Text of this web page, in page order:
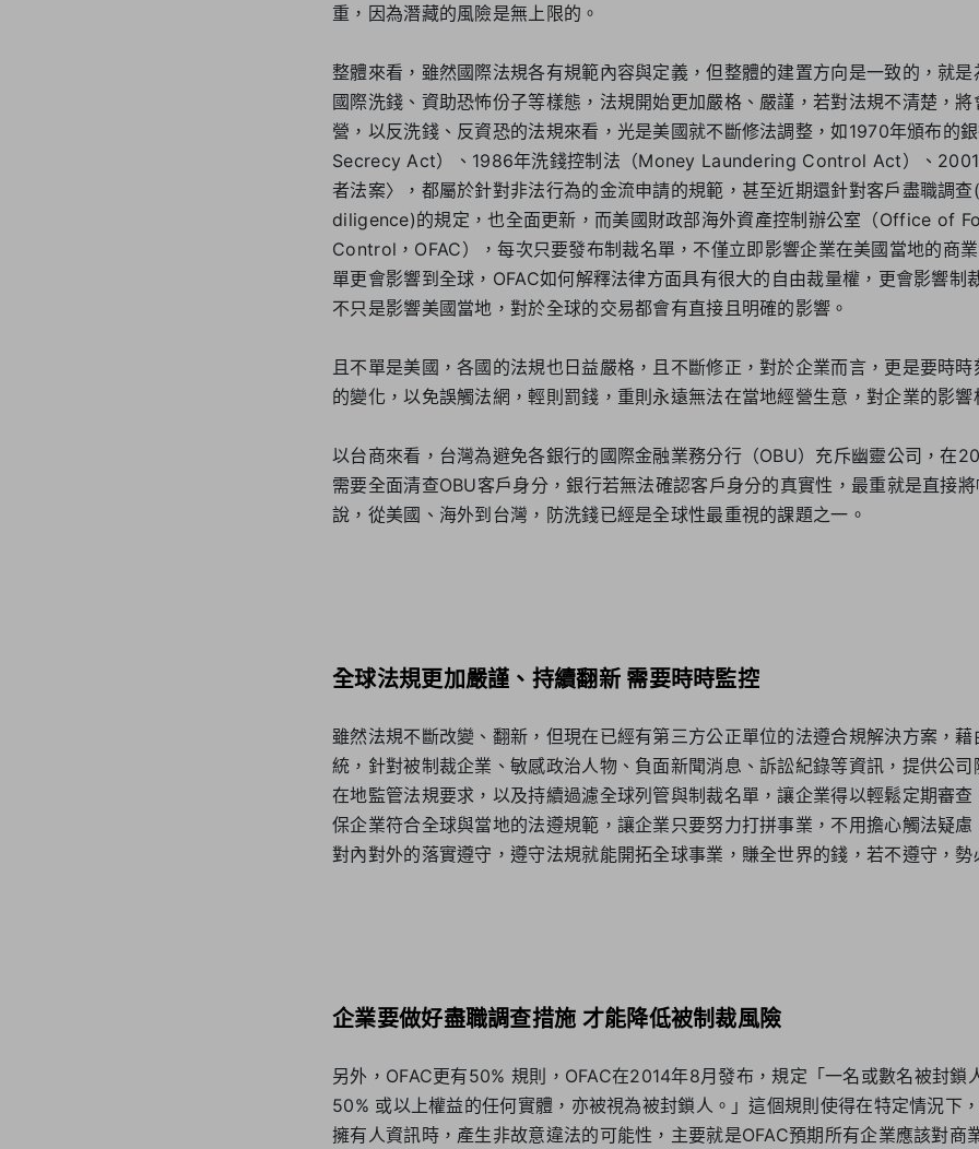
重，因為潛藏的風險是無上限的。
整體來看，雖然國際法規各有規範內容與定義，但整體的建置方向是一致的，就
國際洗錢、資助恐怖份子等樣態，法規開始更加嚴格、嚴謹，若對法規不清楚，
營，以反洗錢、反資恐的法規來看，光是美國就不斷修法調整，如1970年頒布的
Secrecy Act）、1986年洗錢控制法（Money Laundering Control Act）、
者法案〉，都屬於針對非法行為的金流申請的規範，甚至近期還針對客戶盡職調
diligence)的規定，也全面更新，而美國財政部海外資產控制辦公室（Office of
Control，OFAC），每次只要發布制裁名單，不僅立即影響企業在美國當地的商
單更會影響到全球，OFAC如何解釋法律方面具有很大的自由裁量權，更會影響制
不只是影響美國當地，對於全球的交易都會有直接且明確的影響。
且不單是美國，各國的法規也日益嚴格，且不斷修正，對於企業而言，更是要時
的變化，以免誤觸法網，輕則罰錢，重則永遠無法在當地經營生意，對企業的影
以台商來看，台灣為避免各銀行的國際金融業務分行（OBU）充斥幽靈公司，在
需要全面清查OBU客戶身分，銀行若無法確認客戶身分的真實性，最重就是直接
說，從美國、海外到台灣，防洗錢已經是全球性最重視的課題之一。
全球法規更加嚴謹、持續翻新 需要時時監控
雖然法規不斷改變、翻新，但現在已經有第三方公正單位的法遵合規解決方案，
統，針對被制裁企業、敏感政治人物、負面新聞消息、訴訟紀錄等資訊，提供公
在地監管法規要求，以及持續過濾全球列管與制裁名單，讓企業得以輕鬆定期審
保企業符合全球與當地的法遵規範，讓企業只要努力打拼事業，不用擔心觸法疑
對內對外的落實遵守，遵守法規就能開拓全球事業，賺全世界的錢，若不遵守，
企業要做好盡職調查措施 才能降低被制裁風險
另外，OFAC更有50% 規則，OFAC在2014年8月發布，規定「一名或數名被封鎖
50% 或以上權益的任何實體，亦被視為被封鎖人。」這個規則使得在特定情況下
擁有人資訊時，產生非故意違法的可能性，主要就是OFAC預期所有企業應該對商